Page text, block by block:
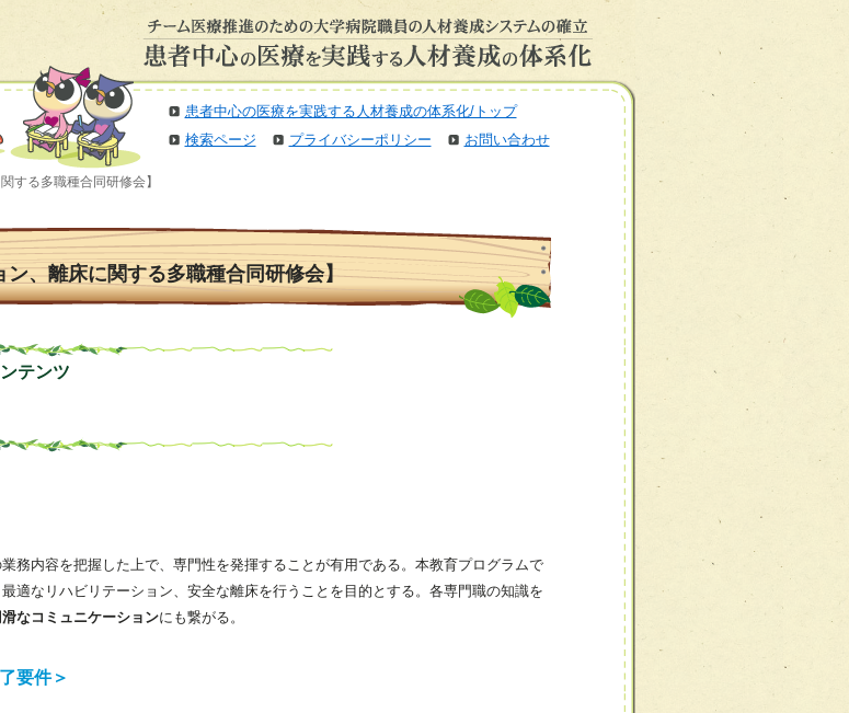
患者中心の医療を実践する人材養成の体系化/トップ
検索ページ
プライバシーポリシー お問い合わせ
する多職種合同研修会】
、離床に関する多職種合同研修会】
テンツ
務内容を把握した上で、専門性を発揮することが有用である。本教育プログラムで
適なリハビリテーション、安全な離床を行うことを目的とする。各専門職の知識を
滑なコミュニケーションにも繋がる。
要件＞